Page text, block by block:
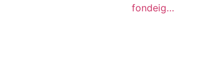
fondeig…